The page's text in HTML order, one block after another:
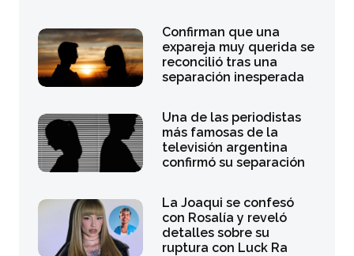
Confirman que una
expareja muy querida se
reconcilió tras una
separación inesperada
Una de las periodistas
más famosas de la
televisión argentina
confirmó su separación
La Joaqui se confesó
con Rosalía y reveló
detalles sobre su
ruptura con Luck Ra